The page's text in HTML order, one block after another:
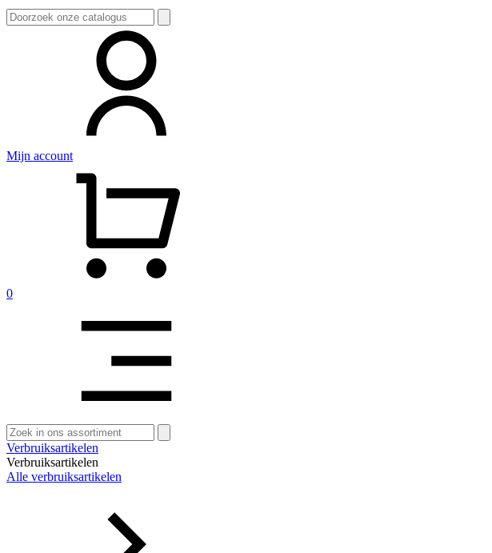
Zoeken
naar:
Mijn account
0
Zoeken
naar:
Verbruiksartikelen
Verbruiksartikelen
Alle verbruiksartikelen